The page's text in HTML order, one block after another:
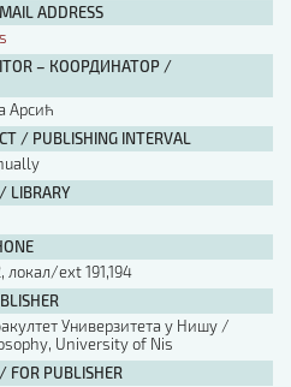
ADDRESS
– КООРДИНАТОР /
Арсић
/ PUBLISHING INTERVAL
локал/ext 191,194
Универзитета у Нишу /
University of Nis
PUBLISHER